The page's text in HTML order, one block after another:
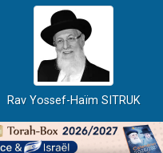
Rav Yossef-Haïm SITRUK